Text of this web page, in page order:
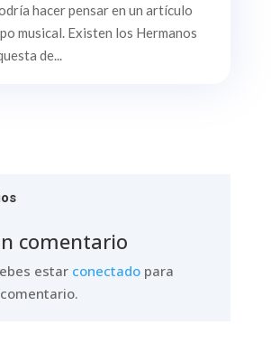
hacer pensar en un artículo
musical. Existen los Hermanos
de...
comentario
estar conectadopara